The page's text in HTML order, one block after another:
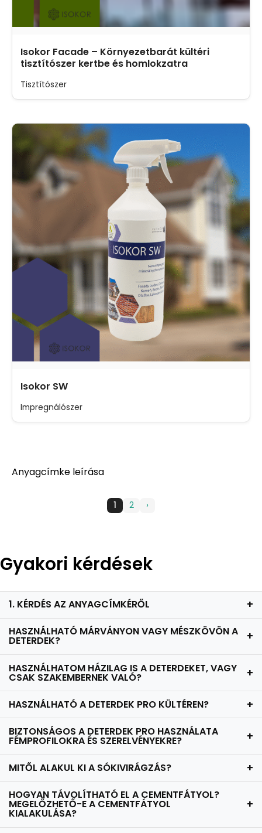
Isokor Facade – Környezetbarát kültéri
tisztítószer kertbe és homlokzatra
Tisztítószer
Isokor SW
Impregnálószer
Anyagcímke leírása
1 2 ›
Gyakori kérdések
1. KÉRDÉS AZ ANYAGCÍMKÉRŐL +
HASZNÁLHATÓ MÁRVÁNYON VAGY MÉSZKÖVÖN A
DETERDEK? +
HASZNÁLHATOM HÁZILAG IS A DETERDEKET, VAGY
CSAK SZAKEMBERNEK VALÓ? +
HASZNÁLHATÓ A DETERDEK PRO KÜLTÉREN? +
BIZTONSÁGOS A DETERDEK PRO HASZNÁLATA
FÉMPROFILOKRA ÉS SZERELVÉNYEKRE? +
MITŐL ALAKUL KI A SÓKIVIRÁGZÁS? +
HOGYAN TÁVOLÍTHATÓ EL A CEMENTFÁTYOL?
MEGELŐZHETŐ-E A CEMENTFÁTYOL
KIALAKULÁSA?
+